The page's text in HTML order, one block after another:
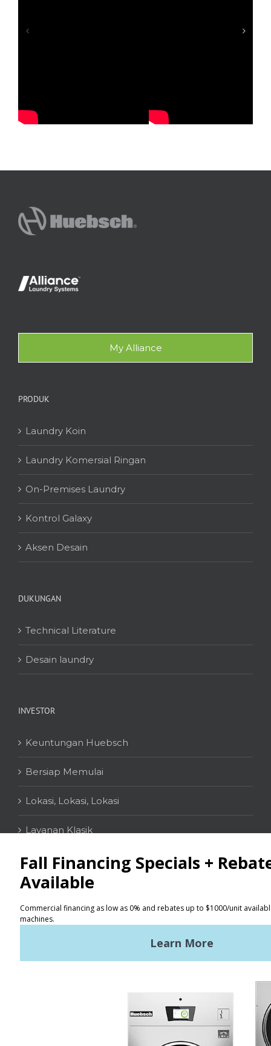
My Alliance
PRODUK
Laundry Koin
Laundry Komersial Ringan
On-Premises Laundry
Kontrol Galaxy
Aksen Desain
DUKUNGAN
Technical Literature
Desain laundry
INVESTOR
Keuntungan Huebsch
Bersiap Memulai
Lokasi, Lokasi, Lokasi
Layanan Klasik
KONTAK
Penemu Lokasi